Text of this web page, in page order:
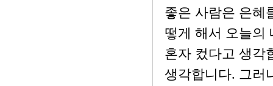
좋은 사람은 은혜
떻게 해서 오늘의
혼자 컸다고 생각
생각합니다. 그러